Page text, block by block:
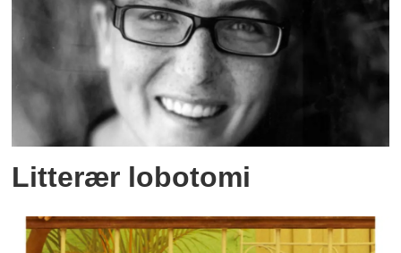
Litterær lobotomi